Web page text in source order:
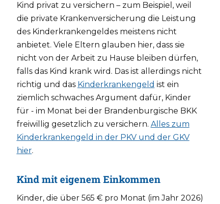
Kind privat zu versichern – zum Beispiel, weil
die private Krankenversicherung die Leistung
des Kinderkrankengeldes meistens nicht
anbietet. Viele Eltern glauben hier, dass sie
nicht von der Arbeit zu Hause bleiben dürfen,
falls das Kind krank wird. Das ist allerdings nicht
richtig und das Kinderkrankengeld ist ein
ziemlich schwaches Argument dafür, Kinder
für - im Monat bei der Brandenburgische BKK
freiwillig gesetzlich zu versichern. Alles zum
Kinderkrankengeld in der PKV und der GKV
hier.
Kind mit eigenem Einkommen
Kinder, die über 565 € pro Monat (im Jahr 2026)